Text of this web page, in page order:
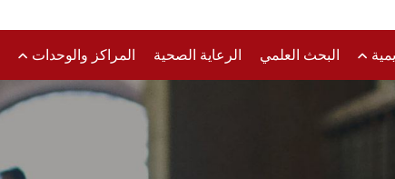
البحث العلمي الرعاية الصحية المراكز والوحدات